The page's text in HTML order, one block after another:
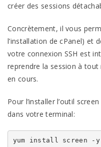
créer des sessions
Concrètement, il vous
l’installation de cPanel) et
votre connexion SSH est
reprendre la session à
en cours.
Pour l’installer l’outil
dans votre terminal:
yum install screen -y